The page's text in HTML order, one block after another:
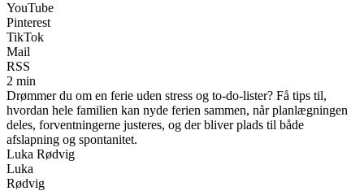
YouTube
Pinterest
TikTok
Mail
RSS
2 min
Drømmer du om en ferie uden stress og to-do-lister? Få tips til,
hvordan hele familien kan nyde ferien sammen, når planlægningen
deles, forventningerne justeres, og der bliver plads til både
afslapning og spontanitet.
Luka Rødvig
Luka
Rødvig